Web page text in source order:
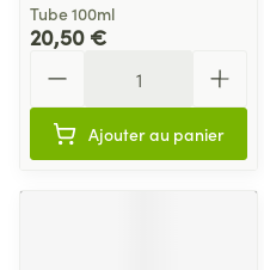
Tube 100ml
20,50 €
Ajouter au panier